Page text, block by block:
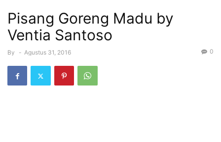
Pisang Goreng Madu by
Ventia Santoso
By - Agustus 31, 2016 0